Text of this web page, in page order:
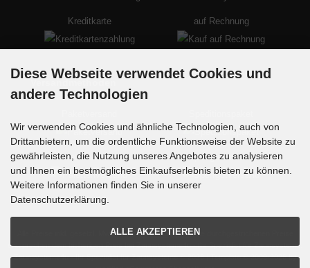
Kreditkarte auf Rechnung
Palettenversand Sperrgutversand
Alle Preise inkl. gesetzl. MwSt. zzgl.Versandkosten. Die durchgestrichenen Preise
entsprechen dem bisherigen Preis bei Zaunsysteme4u - Ihr Spezialist für Zaunsysteme.
Zaunsysteme4u - Ihr Spezialist für Zaunsysteme © 2026 | Template © 2009-2026 by
Diese Webseite verwendet Cookies und
andere Technologien
Wir verwenden Cookies und ähnliche Technologien, auch von
Drittanbietern, um die ordentliche Funktionsweise der Website zu
gewährleisten, die Nutzung unseres Angebotes zu analysieren
und Ihnen ein bestmögliches Einkaufserlebnis bieten zu können.
Weitere Informationen finden Sie in unserer
Datenschutzerklärung.
ALLE AKZEPTIEREN